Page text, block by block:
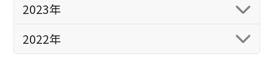
2023年
2022年